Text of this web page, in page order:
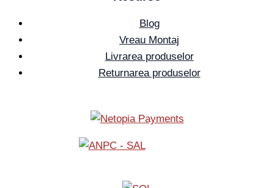
Blog
Vreau Montaj
Livrarea produselor
Returnarea produselor